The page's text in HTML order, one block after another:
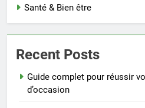
Santé & Bien être
Recent Posts
Guide complet pour réussir
d’occasion